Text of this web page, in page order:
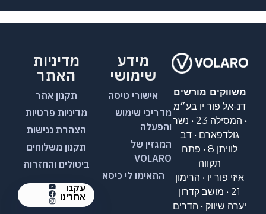
משווקים מורשים
דנ-אל פור יו בע״מ
• המסילה 23 • נשר
גולדפארם • דב
לוויתן 8 • פתח
תקווה
איזי פור יו • הרימון
יערה שיווק • הדרים
מידע
שימושי
אישורי טיסה
מדריכי שימוש
והפעלה
המגזין של
VOLARO
התאימו לי כיסא
מדיניות
האתר
תקנון אתר
מדיניות פרטיות
הצהרת נגישות
תקנון משלוחים
ביטולים והחזרות
עקבו
אחרינו